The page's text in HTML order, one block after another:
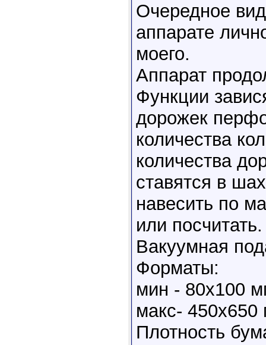
Очередное
аппарате
моего.
Аппарат
Функции
дорожек
количества
количества
ставятся в
навесить по
или посчитать.
Вакуумная
Форматы:
мин - 80х100
макс-
Плотность